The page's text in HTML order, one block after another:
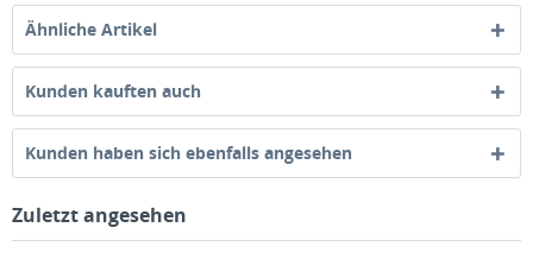
Ähnliche Artikel
Kunden kauften auch
Kunden haben sich ebenfalls angesehen
Zuletzt angesehen